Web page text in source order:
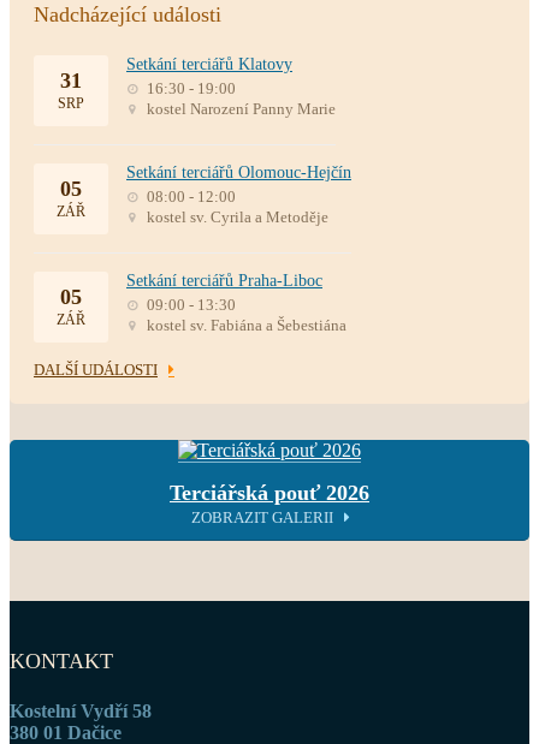
Nadcházející události
31
SRP
Setkání terciářů Klatovy
16:30 - 19:00
kostel Narození Panny Marie
05
ZÁŘ
Setkání terciářů Olomouc-Hejčín
08:00 - 12:00
kostel sv. Cyrila a Metoděje
05
ZÁŘ
Setkání terciářů Praha-Liboc
09:00 - 13:30
kostel sv. Fabiána a Šebestiána
DALŠÍ UDÁLOSTI
Terciářská pouť 2026
ZOBRAZIT GALERII
KONTAKT
Kostelní Vydří 58
380 01 Dačice